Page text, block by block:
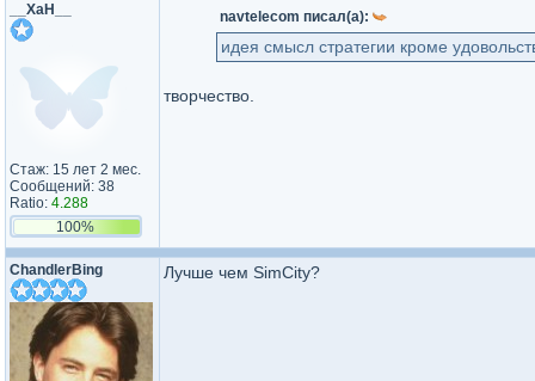
__ХаН__
Стаж: 15 лет 2 мес.
Сообщений: 38
Ratio: 4.288
100%
navtelecom писал(а):
идея смысл стратегии кроме
творчество.
ChandlerBing Лучше чем SimCity?